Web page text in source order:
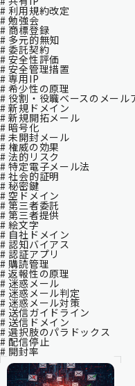
# 利用規約改定
# 勉強会
# 商標登録
# 多元的無知
# 委託契約
# 安全性評価
# 安全管理措置
# 専用IP
# 希少性の原理
# 役割・役職ベースのメール
# 新規ドメイン
# 新規開拓メール
# 暗号化
# 未開封メール
# 権威の効果
# 法的リスク
# 特定電子メール法
# 社会的証明
# 秘密鍵
# 空ドメイン
# 第三者委託
# 第三者提供
# 絵文字
# 自社ドメイン
# 認知バイアス
# 認証アプリ
# 購読管理
# 返報性の原理
# 迷惑メール
# 迷惑メール判定
# 迷惑メール対策
# 送信ガイドライン
# 送信ドメイン
# 選択肢のパラドックス
# 配信停止
# 開封率